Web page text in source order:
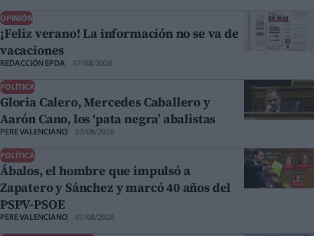
OPINIÓN
¡Feliz verano! La información no se va de
vacaciones
REDACCIÓN EPDA 07/08/2026
POLÍTICA
Gloria Calero, Mercedes Caballero y
Aarón Cano, los ‘pata negra’ abalistas
PERE VALENCIANO 07/08/2026
POLÍTICA
Ábalos, el hombre que impulsó a
Zapatero y Sánchez y marcó 40 años del
PSPV-PSOE
PERE VALENCIANO 07/08/2026